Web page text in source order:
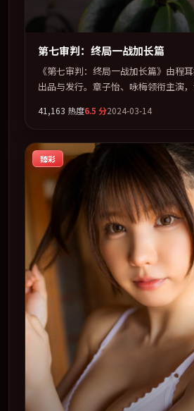
第七审判：终局一战加长篇
《第七审判：终局一战加长篇》由程
出品与发行。章子怡、咏梅领衔主演
「惊悚」类型为骨架，在叙事、表演与
话题片中口碑稳健，适合喜欢强情节与
观看。
41,163 热度6.5 分2024-03-14
臻彩